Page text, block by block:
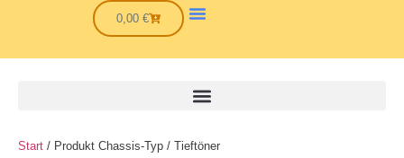
0,00€
Start / Produkt Chassis-Typ / Tieftöner